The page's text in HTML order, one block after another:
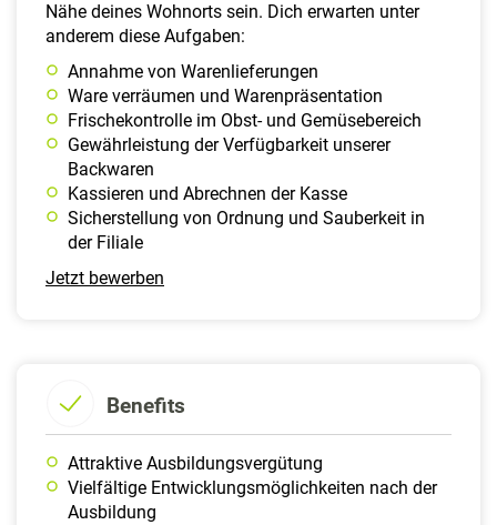
Nähe deines Wohnorts sein. Dich erwarten unter
anderem diese Aufgaben:
Annahme von Warenlieferungen
Ware verräumen und Warenpräsentation
Frischekontrolle im Obst- und Gemüsebereich
Gewährleistung der Verfügbarkeit unserer
Backwaren
Kassieren und Abrechnen der Kasse
Sicherstellung von Ordnung und Sauberkeit in
der Filiale
Jetzt bewerben
Benefits
Attraktive Ausbildungsvergütung
Vielfältige Entwicklungsmöglichkeiten nach der
Ausbildung